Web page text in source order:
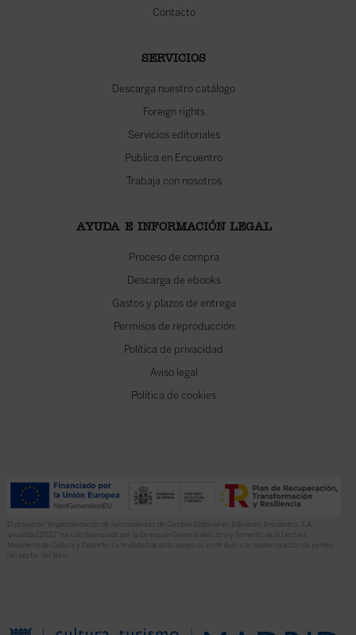
Contacto
SERVICIOS
Descarga nuestro catálogo
Foreign rights
Servicios editoriales
Publica en Encuentro
Trabaja con nosotros
AYUDA E INFORMACIÓN LEGAL
Proceso de compra
Descarga de ebooks
Gastos y plazos de entrega
Permisos de reproducción
Política de privacidad
Aviso legal
Política de cookies
El proyecto “Implementación de herramientas de Gestión Editorial en Ediciones Encuentro, S.A.
anualidad 2022” ha sido financiado por la Dirección General del Libro y Fomento de la Lectura,
Ministerio de Cultura y Deporte. La finalidad de este apoyo es contribuir a la modernización de pymes
del sector del libro.